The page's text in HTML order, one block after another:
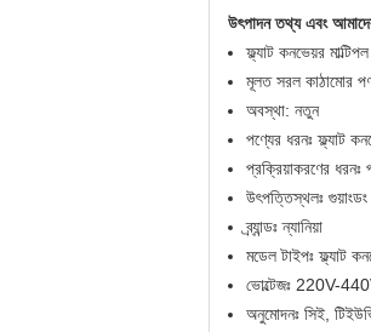
উৎপাদন তথ্য এবং আমাদের
ফ্ল্যাট কনভেয়র
মূলত সরল কাঠামোর
অবস্থা: নতুন
পণ্যের ধরনঃ ফ্ল্যাট
প্রক্রিয়াকরণের ধরনঃ
উৎপত্তিস্থলঃ গুয়াংডং
ব্র্যান্ডঃ ন্যানিয়া
মডেল টাইপঃ ফ্ল্যাট
ভোল্টেজঃ 220V-
অনুমোদনঃ সিই,